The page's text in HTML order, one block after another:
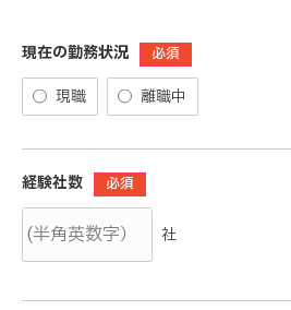
現在の勤務状況 必須
現職 離職中
経験社数 必須
社